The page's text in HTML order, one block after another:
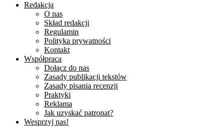
Redakcja
O nas
Skład redakcji
Regulamin
Polityka prywatności
Kontakt
Współpraca
Dołącz do nas
Zasady publikacji tekstów
Zasady pisania recenzji
Praktyki
Reklama
Jak uzyskać patronat?
Wesprzyj nas!